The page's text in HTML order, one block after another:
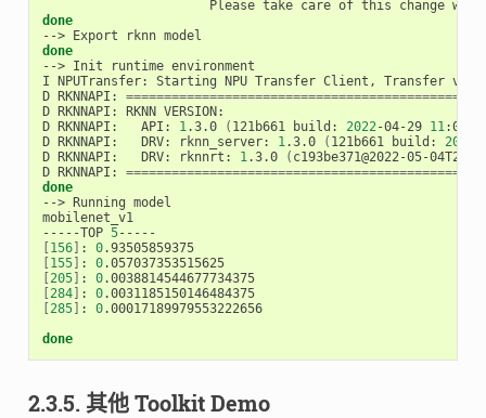
done
done
--> Init runtime environment
I NPUTransfer: Starting NPU Transfer Client, Transfer
D RKNNAPI: ==============================================
D RKNNAPI: RKNN VERSION:
D RKNNAPI:   API: 1 .3.0 ( 121b661 build: 2022 -04-29 11
D RKNNAPI:   DRV: rknn_server: 1 .3.0 ( 121b661 build: 2022
D RKNNAPI:   DRV: rknnrt: 1 .3.0 ( c193be371@2022-05-
D RKNNAPI: ==============================================
done
--> Running model
mobilenet_v1
-----TOP 5
[156] : 0
.93505859375
[155] : 0
.057037353515625
[205] : 0
.0038814544677734375
[284] : 0
.0031185150146484375
[285] : 0.00017189979553222656
done
2.3.5. 其他 Toolkit Demo